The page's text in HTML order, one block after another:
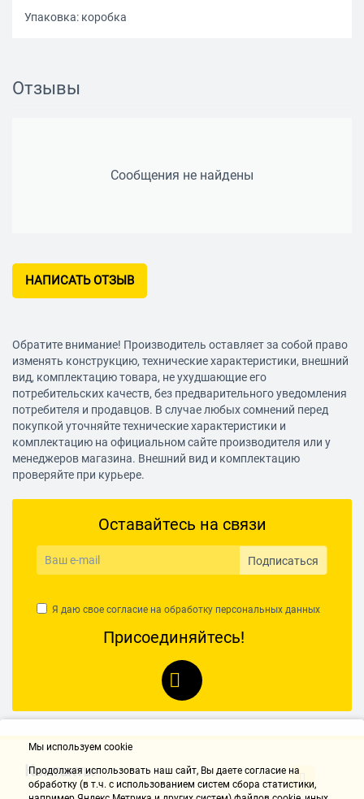
Упаковка: коробка
Отзывы
Сообщения не найдены
НАПИСАТЬ ОТЗЫВ
Обратите внимание! Производитель оставляет за собой право
изменять конструкцию, технические характеристики, внешний
вид, комплектацию товара, не ухудшающие его
потребительских качеств, без предварительного уведомления
потребителя и продавцов. В случае любых сомнений перед
покупкой уточняйте технические характеристики и
комплектацию на официальном сайте производителя или у
менеджеров магазина. Внешний вид и комплектацию
проверяйте при курьере.
Оставайтесь на связи
Подписаться
Я даю свое согласие на обработку персональных данных
Присоединяйтесь!
Контакты
Мы используем cookie
Продолжая использовать наш cайт, Вы даете согласие на
обработку (в т.ч. с использованием систем сбора статистики,